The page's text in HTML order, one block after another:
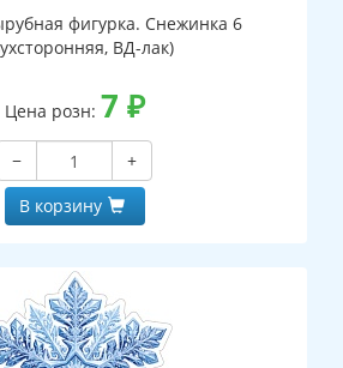
фигурка. Снежинка 6
ВД-лак)
Цена розн: 7 ₽
−
+
В корзину